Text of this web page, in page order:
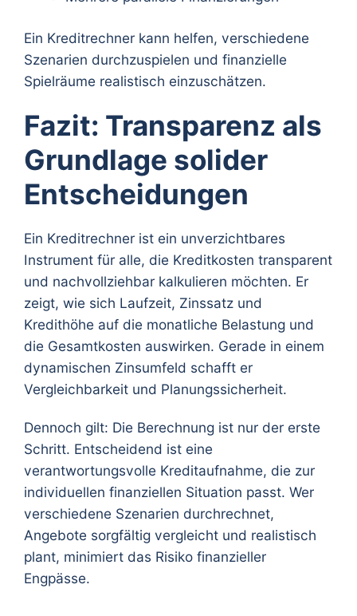
Ein Kreditrechner kann helfen, verschiedene
Szenarien durchzuspielen und finanzielle
Spielräume realistisch einzuschätzen.
Fazit: Transparenz als
Grundlage solider
Entscheidungen
Ein Kreditrechner ist ein unverzichtbares
Instrument für alle, die Kreditkosten transparent
und nachvollziehbar kalkulieren möchten. Er
zeigt, wie sich Laufzeit, Zinssatz und
Kredithöhe auf die monatliche Belastung und
die Gesamtkosten auswirken. Gerade in einem
dynamischen Zinsumfeld schafft er
Vergleichbarkeit und Planungssicherheit.
Dennoch gilt: Die Berechnung ist nur der erste
Schritt. Entscheidend ist eine
verantwortungsvolle Kreditaufnahme, die zur
individuellen finanziellen Situation passt. Wer
verschiedene Szenarien durchrechnet,
Angebote sorgfältig vergleicht und realistisch
plant, minimiert das Risiko finanzieller
Engpässe.